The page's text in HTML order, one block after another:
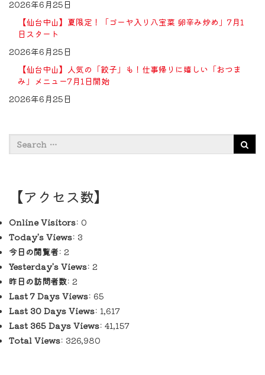
2026年6月25日
【仙台中山】夏限定！「ゴーヤ入り八宝菜 卵辛み炒め」7月1
日スタート
2026年6月25日
【仙台中山】人気の「餃子」も！仕事帰りに嬉しい「おつま
み」メニュー7月1日開始
2026年6月25日
【アクセス数】
Online Visitors: 0
Today's Views: 3
今日の閲覧者: 2
Yesterday's Views: 2
昨日の訪問者数: 2
Last 7 Days Views: 65
Last 30 Days Views: 1,617
Last 365 Days Views: 41,157
Total Views: 326,980